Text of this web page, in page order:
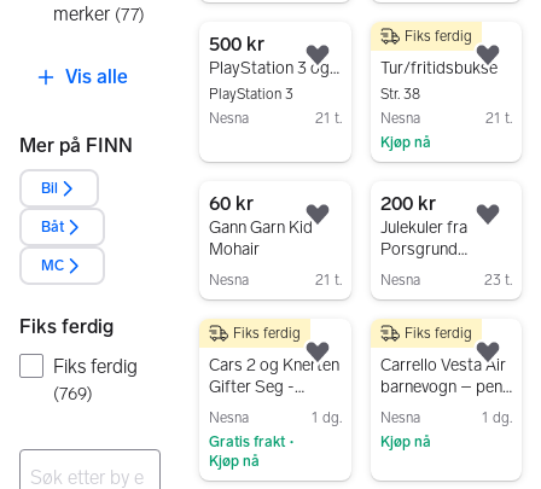
merker (77)
Vis alle
Mer på FINN
Bil
Båt
MC
Fiks ferdig
Fiks ferdig
(769)
500 kr
PlayStation 3 og Kontroller
PlayStation 3
Nesna
21 t.
Legg til som favoritt.
800 kr
Tur/fritidsbukse
Str. 38
Nesna
21 t.
Kjøp nå
Fiks ferdig
60 kr
Gann Garn Kid
Mohair
Nesna 21 t.
Legg til som favoritt.
200 kr
Julekuler fra
Porsgrund
Porselen
Nesna 23 t.
199 kr
Cars 2 og Knerten
Gifter Seg -
Nintendo 3DS
Nesna
1 dg.
Gratis frakt •
Kjøp nå
Fiks ferdig
Legg til som favoritt.
1 500 kr
Carrello Vesta Air
barnevogn – pent
brukt
Nesna
1 dg.
Kjøp nå
Fiks ferdig
Gå til annonsen